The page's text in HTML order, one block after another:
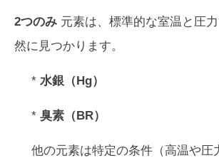
2つのみ 元素は、標準的な室温と圧
然に見つかります。
* 水銀（Hg）
* 臭素（BR）
他の元素は特定の条件（高温や圧